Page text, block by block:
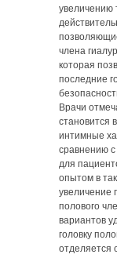
увеличению
члена
которая
последние
Врачи
становится
интимные
сравнению с
для
опытом в
увеличение
полового
вариантов
головку
отделяется